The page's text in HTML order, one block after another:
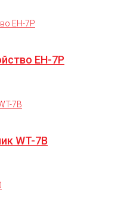
EH-7P
WT-7B